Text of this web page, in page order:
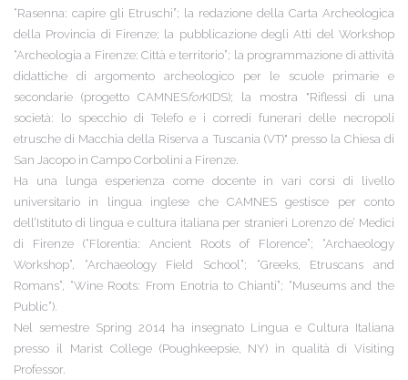
“Rasenna: capire gli Etruschi”; la redazione della Carta Archeologica
della Provincia di Firenze; la pubblicazione degli Atti del Workshop
“Archeologia a Firenze: Città e territorio”; la programmazione di attività
didattiche di argomento archeologico per le scuole primarie e
secondarie (progetto CAMNESforKIDS); la mostra "Riflessi di una
società: lo specchio di Telefo e i corredi funerari delle necropoli
etrusche di Macchia della Riserva a Tuscania (VT)" presso la Chiesa di
San Jacopo in Campo Corbolini a Firenze.
Ha una lunga esperienza come docente in vari corsi di livello
universitario in lingua inglese che CAMNES gestisce per conto
dell’Istituto di lingua e cultura italiana per stranieri Lorenzo de’ Medici
di Firenze (“Florentia: Ancient Roots of Florence”; “Archaeology
Workshop”, “Archaeology Field School”; “Greeks, Etruscans and
Romans”, “Wine Roots: From Enotria to Chianti”; “Museums and the
Public”).
Nel semestre Spring 2014 ha insegnato Lingua e Cultura Italiana
presso il Marist College (Poughkeepsie, NY) in qualità di Visiting
Professor.